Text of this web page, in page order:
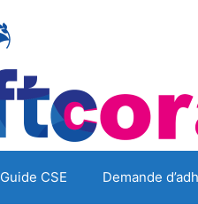
Guide CSE Demande